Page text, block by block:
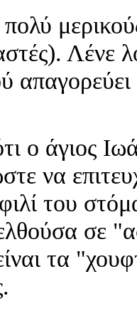
Λένε
ο άγιος
να
του
σε
τα